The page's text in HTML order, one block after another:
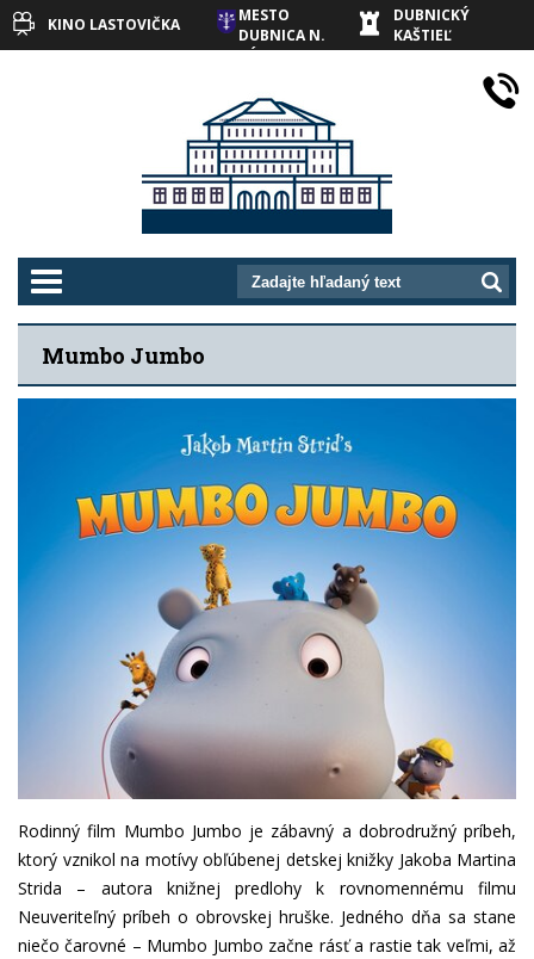
KINO LASTOVIČKA
MESTO
DUBNICA N.
VÁHOM
DUBNICKÝ
KAŠTIEĽ
prepnut_navigaciu
Mumbo Jumbo
Rodinný film Mumbo Jumbo je zábavný a dobrodružný príbeh,
ktorý vznikol na motívy obľúbenej detskej knižky Jakoba Martina
Strida – autora knižnej predlohy k rovnomennému filmu
Neuveriteľný príbeh o obrovskej hruške. Jedného dňa sa stane
niečo čarovné – Mumbo Jumbo začne rásť a rastie tak veľmi, až